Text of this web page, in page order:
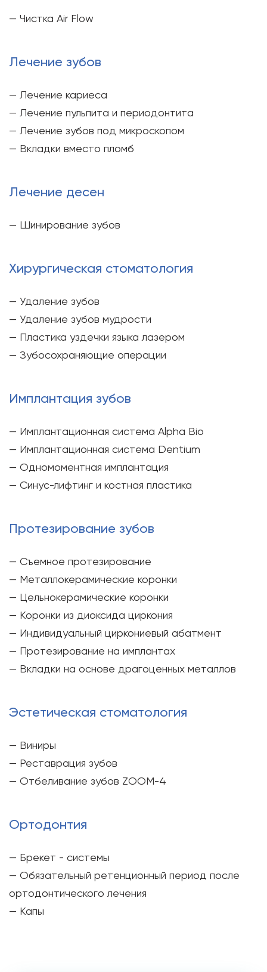
— Чистка Air Flow
Лечение зубов
— Лечение кариеса
— Лечение пульпита и периодонтита
— Лечение зубов под микроскопом
— Вкладки вместо пломб
Лечение десен
— Шинирование зубов
Хирургическая стоматология
— Удаление зубов
— Удаление зубов мудрости
— Пластика уздечки языка лазером
— Зубосохраняющие операции
Имплантация зубов
— Имплантационная система Alpha Bio
— Имплантационная система Dentium
— Одномоментная имплантация
— Синус-лифтинг и костная пластика
Протезирование зубов
— Съемное протезирование
— Металлокерамические коронки
— Цельнокерамические коронки
— Коронки из диоксида циркония
— Индивидуальный циркониевый абатмент
— Протезирование на имплантах
— Вкладки на основе драгоценных металлов
Эстетическая стоматология
— Виниры
— Реставрация зубов
— Отбеливание зубов ZOOM-4
Ортодонтия
— Брекет - системы
— Обязательный ретенционный период после
ортодонтического лечения
— Капы